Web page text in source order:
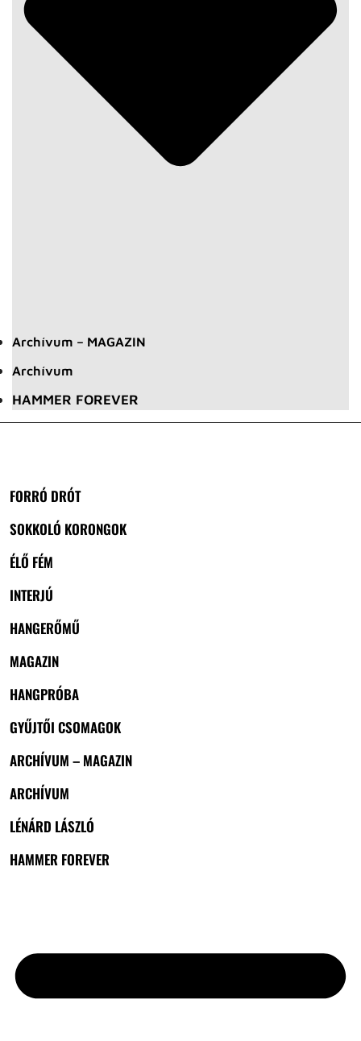
Archívum – MAGAZIN
Archívum
HAMMER FOREVER
FORRÓ DRÓT
SOKKOLÓ KORONGOK
ÉLŐ FÉM
INTERJÚ
HANGERŐMŰ
MAGAZIN
HANGPRÓBA
GYŰJTŐI CSOMAGOK
ARCHÍVUM – MAGAZIN
ARCHÍVUM
LÉNÁRD LÁSZLÓ
HAMMER FOREVER